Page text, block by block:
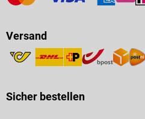
Versand
Sicher bestellen